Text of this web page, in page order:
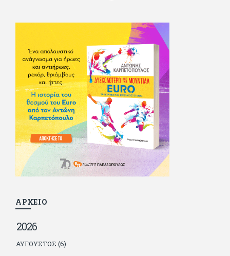
ταινίες κι έγραφε και στο περιοδικό Σινεμά, είχε κάποιες
αισθηματικές περιπέτειες που σκόρπισαν γέλιο στους φίλους
του - αν όχι και στον ίδιο. Πήγε στρατό κανονικά στα σύνορα
και διατήρησε μια καλή σχέση με την οικογένεια του, την
οποία αισθάνεται πως διάφορες φορές έφερε σε δύσκολη
θέση. Κείμενο με την υπογραφή του πρωτοδημοσιεύτηκε στο
Φίλαθλο το 1992. Επέστρεψε οριστικά στην Ελλάδα το 1998,
δούλεψε για πολλούς (αφού δυσκολεύεται να πει όχι), και
κάποιοι, αν όχι και όλοι, τον πλήρωσαν κι έμειναν και
ευχαριστημένοι από τη συνεργασία. Σήμερα πλέον εργάζεται
στον Sport Fm (όπου έχει κλείσει εικοσαετία) και στη
Sportday. Επαίρεται ότι λίγοι έχουν δει περισσότερο
ποδόσφαιρο από τον ίδιο και θεωρεί τον εαυτό του τυχερό
γιατί είναι μέλος της γενιάς που απόλαυσε τους μεγαλύτερους
σε όλα τα σπορ. Δεν είναι παντρεμένος, αλλά θαυμάζει όσους
βρίσκουν το κουράγιο να το κάνουν. Αντίθετα από πολλούς
φίλους του δεν πληρώνει διατροφές. Ελπίζει ότι δεν έχει
παιδιά. Απειλεί ότι θα γράφει όσο υπάρχουν άνθρωποι που
ΑΡΧΕΙΟ
2026
ΑΎΓΟΥΣΤΟΣ (6)